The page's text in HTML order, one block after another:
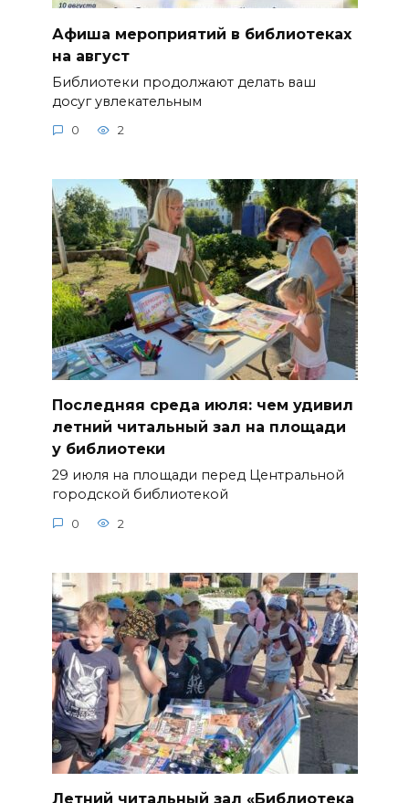
Афиша мероприятий в библиотеках
на август
Библиотеки продолжают делать ваш
досуг увлекательным
0 2
Последняя среда июля: чем удивил
летний читальный зал на площади
у библиотеки
29 июля на площади перед Центральной
городской библиотекой
0 2
Летний читальный зал «Библиотека